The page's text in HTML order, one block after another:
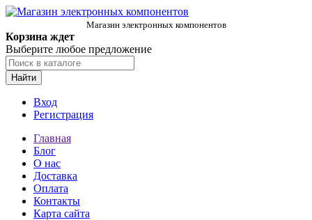
Магазин электронных компонентов
Корзина ждет
Выберите любое предложение
Найти
Вход
Регистрация
Главная
Блог
О нас
Доставка
Оплата
Контакты
Карта сайта